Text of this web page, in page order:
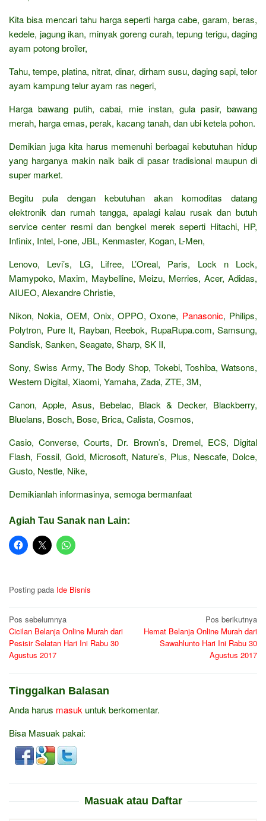
Kita bisa mencari tahu harga seperti harga cabe, garam, beras,
kedele, jagung ikan, minyak goreng curah, tepung terigu, daging
ayam potong broiler,
Tahu, tempe, platina, nitrat, dinar, dirham susu, daging sapi, telor
ayam kampung telur ayam ras negeri,
Harga bawang putih, cabai, mie instan, gula pasir, bawang
merah, harga emas, perak, kacang tanah, dan ubi ketela pohon.
Demikian juga kita harus memenuhi berbagai kebutuhan hidup
yang harganya makin naik baik di pasar tradisional maupun di
super market.
Begitu pula dengan kebutuhan akan komoditas datang
elektronik dan rumah tangga, apalagi kalau rusak dan butuh
service center resmi dan bengkel merek seperti Hitachi, HP,
Infinix, Intel, I-one, JBL, Kenmaster, Kogan, L-Men,
Lenovo, Levi’s, LG, Lifree, L’Oreal, Paris, Lock n Lock,
Mamypoko, Maxim, Maybelline, Meizu, Merries, Acer, Adidas,
AIUEO, Alexandre Christie,
Nikon, Nokia, OEM, Onix, OPPO, Oxone, Panasonic, Philips,
Polytron, Pure It, Rayban, Reebok, RupaRupa.com, Samsung,
Sandisk, Sanken, Seagate, Sharp, SK II,
Sony, Swiss Army, The Body Shop, Tokebi, Toshiba, Watsons,
Western Digital, Xiaomi, Yamaha, Zada, ZTE, 3M,
Canon, Apple, Asus, Bebelac, Black & Decker, Blackberry,
Bluelans, Bosch, Bose, Brica, Calista, Cosmos,
Casio, Converse, Courts, Dr. Brown’s, Dremel, ECS, Digital
Flash, Fossil, Gold, Microsoft, Nature’s, Plus, Nescafe, Dolce,
Gusto, Nestle, Nike,
Demikianlah informasinya, semoga bermanfaat
Agiah Tau Sanak nan Lain:
Posting pada Ide Bisnis
Navigasi
pos
Pos sebelumnya
Cicilan Belanja Online Murah dari
Pesisir Selatan Hari Ini Rabu 30
Agustus 2017
Pos berikutnya
Hemat Belanja Online Murah dari
Sawahlunto Hari Ini Rabu 30
Agustus 2017
Tinggalkan Balasan
Anda harus masuk untuk berkomentar.
Bisa Masuak pakai:
Masuak atau Daftar